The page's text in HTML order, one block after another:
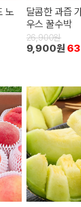
노
달콤한 과즙
우스 꿀수박
26,900원
9,900원